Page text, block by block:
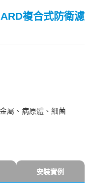
複合式防衛濾
屬、病原體、細菌
安裝實例